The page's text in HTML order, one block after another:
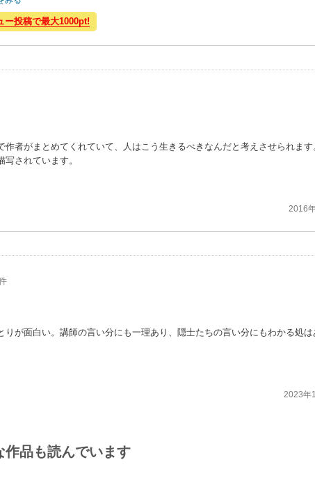
ー投稿で最大1000pt!
者がまとめてくれていて、人はこう生きるべきなんだと考えさせられます
されています。
2016
が面白い。講師の言い分にも一理あり、隠士たちの言い分にもわかる処は
2023年
作品も読んでいます